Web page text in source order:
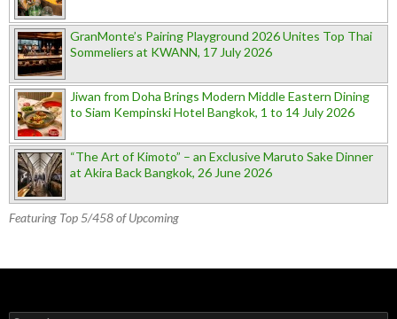
GranMonte’s Pairing Playground 2026 Unites Top Thai
Sommeliers at KWANN, 17 July 2026
Jiwan from Doha Brings Modern Middle Eastern Dining
to Siam Kempinski Hotel Bangkok, 1 to 14 July 2026
“The Art of Kimoto” – an Exclusive Maruto Sake Dinner
at Akira Back Bangkok, 26 June 2026
Featuring Top 5/458 of Upcoming